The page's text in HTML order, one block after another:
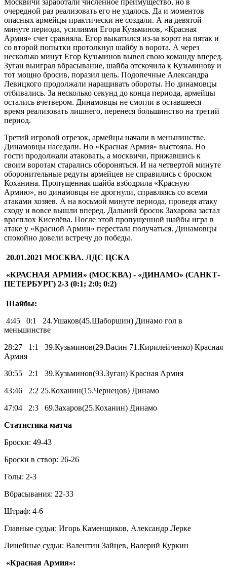
очередной раз реализовать его не удалось. Да и моментов
опасных армейцы практически не создали. А на девятой
минуте периода, усилиями Егора Кузьминов, «Красная
Армия» счет сравняла. Егор выкатился из-за ворот на пятак и
со второй попытки протолкнул шайбу в ворота. А через
несколько минут Егор Кузьминов вывел свою команду вперед.
Зуган выиграл вбрасывание, шайба отскочила к Кузьминову и
тот мощно бросив, поразил цель. Подопечные Александра
Левицкого продолжали наращивать обороты. Но динамовцы
отбивались. За несколько секунд до конца периода, армейцы
остались вчетвером. Динамовцы не смогли в оставшееся
время реализовать лишнего, перенеся большинство на третий
период.
Третий игровой отрезок, армейцы начали в меньшинстве.
Динамовцы наседали. Но «Красная Армия» выстояла. Но
гости продолжали атаковать, а москвичи, прижавшись к
своим воротам старались обороняться. И на четвертой минуте
оборонительные редуты армейцев не справились с броском
Коханина. Пропущенная шайба взбодрила «Красную
Армию», но динамовцы не дрогнули, справляясь со всеми
атаками хозяев. А на восьмой минуте периода, проведя атаку
сходу и вовсе вышли вперед. Дальний бросок Захарова застал
врасплох Киселёва. После этой пропущенной шайбы игра в
атаке у «Красной Армии» перестала получаться. Динамовцы
спокойно довели встречу до победы.
20.01.2021 МОСКВА. ЛДС ЦСКА
«КРАСНАЯ АРМИЯ» (МОСКВА) - «ДИНАМО» (САНКТ-
ПЕТЕРБУРГ) 2-3 (0:1; 2:0; 0:2)
Шайбы:
4:45 0:1 24.Ушаков(45.Шаборшин) Динамо гол в
меньшинстве
28:27 1:1 39.Кузьминов(29.Васин 71.Кирилейченко) Красная
Армия
30:55 2:1 39.Кузьминов(93.Зуган) Красная Армия
43:46 2:2 25.Коханин(15.Чернецов) Динамо
47:04 2:3 69.Захаров(25.Коханин) Динамо
Статистика матча
Броски: 49-43
Броски в створ: 26-26
Голы: 2-3
Вбрасывания: 22-33
Штраф: 4-6
Главные судьи: Игорь Каменщиков, Александр Лерке
Линейные судьи: Валентин Зайцев, Валерий Куркин
«Красная Армия»: